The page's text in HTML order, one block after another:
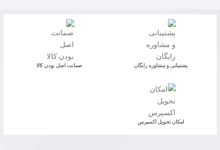
پشتیبانی و مشاوره رایگان ﺿﻤﺎﻧﺖ اﺻﻞ ﺑﻮدن ﮐﺎﻟﺎ
اﻣﮑﺎن ﺗﺤﻮﯾﻞ اﮐﺴﭙﺮس